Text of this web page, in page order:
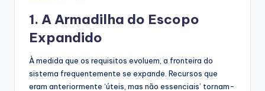
1. A Armadilha do Escopo
Expandido
À medida que os requisitos evoluem, a fronteira do
sistema frequentemente se expande. Recursos que
eram anteriormente ‘úteis, mas não essenciais’ tornam-